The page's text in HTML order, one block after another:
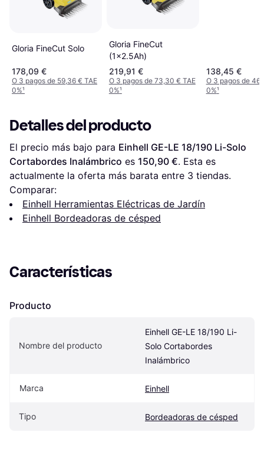
Gloria FineCut Solo
178,09 €
O 3 pagos de 59,36 € TAE
0%¹
Gloria FineCut
(1x2.5Ah)
219,91 €
O 3 pagos de 73,30 € TAE
0%¹
138,45 €
O 3 pagos de
0%¹
Detalles del producto
El precio más bajo para Einhell GE-LE 18/190 Li-Solo
Cortabordes Inalámbrico es 150,90 €. Esta es
actualmente la oferta más barata entre 3 tiendas.
Comparar:
Einhell Herramientas Eléctricas de Jardín
Einhell Bordeadoras de césped
Características
Producto
Nombre del producto
Einhell GE-LE 18/190 Li-
Solo Cortabordes
Inalámbrico
Marca Einhell
Tipo Bordeadoras de césped